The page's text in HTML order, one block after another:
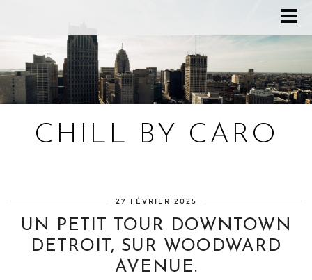
CHILL BY CARO
27 FÉVRIER 2025
UN PETIT TOUR DOWNTOWN
DETROIT, SUR WOODWARD
AVENUE.